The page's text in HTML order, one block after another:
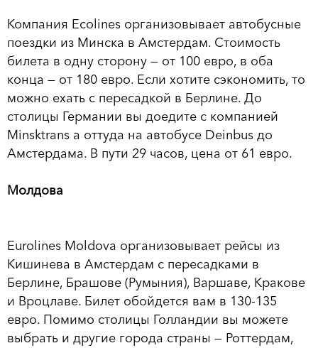
Компания Ecolines организовывает автобусные
поездки из Минска в Амстердам. Стоимость
билета в одну сторону — от 100 евро, в оба
конца — от 180 евро. Если хотите сэкономить, то
можно ехать с пересадкой в Берлине. До
столицы Германии вы доедите с компанией
Minsktrans а оттуда на автобусе Deinbus до
Амстердама. В пути 29 часов, цена от 61 евро.
Молдова
Eurolines Moldova организовывает рейсы из
Кишинева в Амстердам с пересадками в
Берлине, Брашове (Румыния), Варшаве, Кракове
и Вроцлаве. Билет обойдется вам в 130-135
евро. Помимо столицы Голландии вы можете
выбрать и другие города страны — Роттердам,